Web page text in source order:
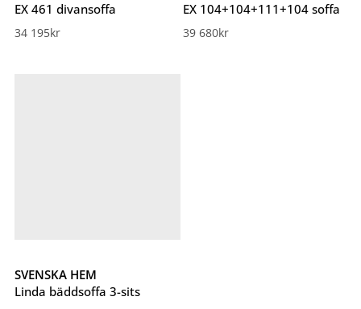
EX 461 divansoffa
34 195kr
EX 104+104+111+104 soffa
39 680kr
SVENSKA HEM
Linda bäddsoffa 3-sits